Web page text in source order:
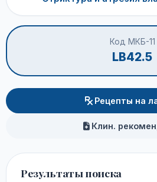
Код МКБ-11
LB42.5
Рецепты на
Клин.
Результаты поиска